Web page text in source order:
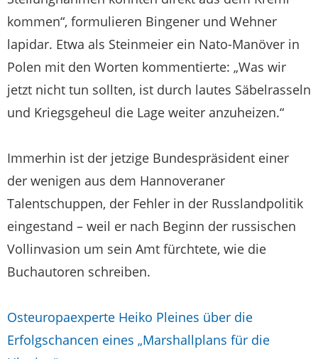
kommen“, formulieren Bingener und Wehner
lapidar. Etwa als Steinmeier ein Nato-Manöver in
Polen mit den Worten kommentierte: „Was wir
jetzt nicht tun sollten, ist durch lautes Säbelrasseln
und Kriegsgeheul die Lage weiter anzuheizen.“
Immerhin ist der jetzige Bundespräsident einer
der wenigen aus dem Hannoveraner
Talentschuppen, der Fehler in der Russlandpolitik
eingestand – weil er nach Beginn der russischen
Vollinvasion um sein Amt fürchtete, wie die
Buchautoren schreiben.
Osteuropaexperte Heiko Pleines über die
Erfolgschancen eines „Marshallplans für die